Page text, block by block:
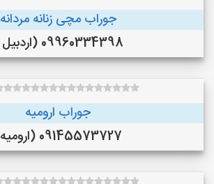
جوراب مچی زنانه مردانه
09960334398 (اردبیل )
جوراب ارومیه
09145573727 (ارومیه)